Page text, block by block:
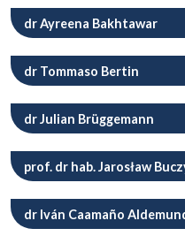
dr Ayreena Bakhtawar
dr Tommaso Bertin
dr Julian Brüggemann
prof. dr hab. Jarosław
dr Iván Caamaño